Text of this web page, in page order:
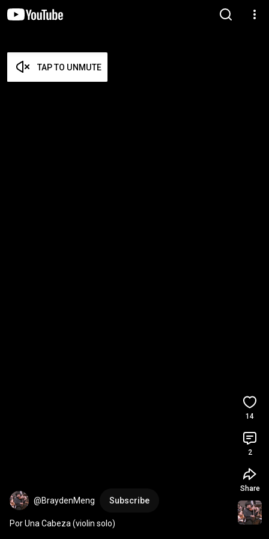
TAP TO UNMUTE
@BraydenMeng Subscribe
Por Una Cabeza (violin solo)
14
2
Share